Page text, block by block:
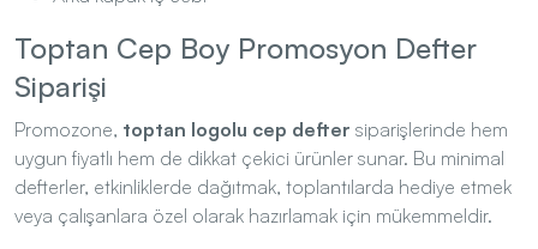
Toptan Cep Boy Promosyon Defter
Siparişi
Promozone, toptan logolu cep defter siparişlerinde hem
uygun fiyatlı hem de dikkat çekici ürünler sunar. Bu minimal
defterler, etkinliklerde dağıtmak, toplantılarda hediye etmek
veya çalışanlara özel olarak hazırlamak için mükemmeldir.